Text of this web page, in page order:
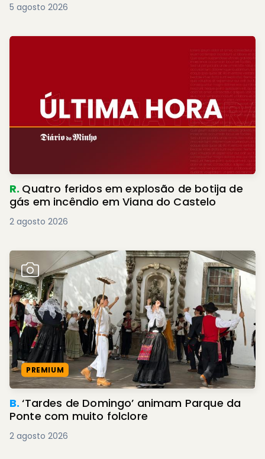
5 agosto 2026
R. Quatro feridos em explosão de botija de
gás em incêndio em Viana do Castelo
2 agosto 2026
PREMIUM
B.‘Tardes de Domingo’ animam Parque da
Ponte com muito folclore
2 agosto 2026